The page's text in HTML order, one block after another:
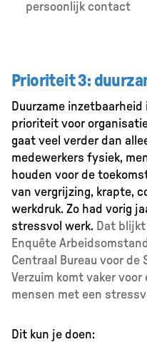
persoonlijk contact
Prioriteit 3:
Duurzame inzetbaarheid
prioriteit voor
gaat veel verder dan
medewerkers fysiek,
houden voor de
van vergrijzing, krapte,
werkdruk. Zo had vorig
stressvol werk. Dat
Enquête
Centraal Bureau voor de
Verzuim komt vaker
mensen met een
Dit kun je doen: